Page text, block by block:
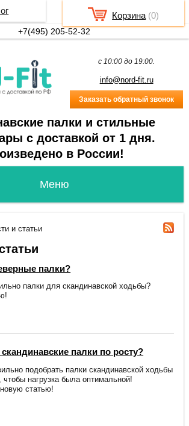
c 10:00 до 19:00.
info@nord-fit.ru
Заказать обратный звонок
палки и стильные
с доставкой от 1 дня.
в России!
и статьи
палки?
палки для скандинавской ходьбы?
палки по росту?
подобрать палки скандинавской ходьбы
чтобы нагрузка была оптимальной!
статью!
+7(495) 205-52-32
Корзина (0)